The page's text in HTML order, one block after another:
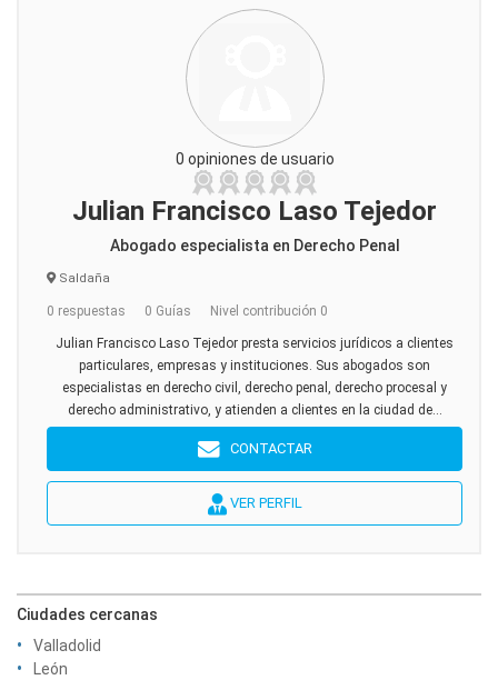
0 opiniones de usuario
Julian Francisco Laso Tejedor
Abogado especialista en Derecho Penal
Saldaña
0 respuestas 0 Guías Nivel contribución 0
Julian Francisco Laso Tejedor presta servicios jurídicos a clientes
particulares, empresas y instituciones. Sus abogados son
especialistas en derecho civil, derecho penal, derecho procesal y
derecho administrativo, y atienden a clientes en la ciudad de...
CONTACTAR
VER PERFIL
Ciudades cercanas
Valladolid
León